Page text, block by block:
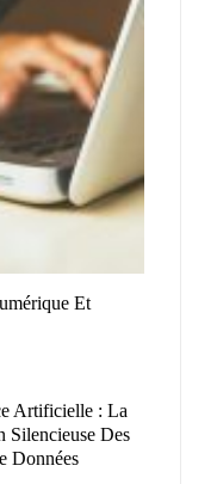
Et
Artificielle : La
Silencieuse Des
Données